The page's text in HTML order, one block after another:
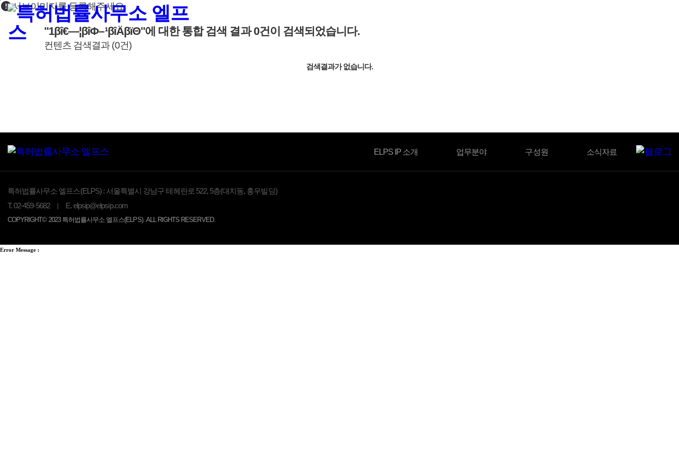
본문바로가기
error서브이미지를 등록해주세요.
"1βî€―¦βîΦ–¹βîÄβïΘ"에 대한 통합 검색 결과0건이 검색되었습니다.
컨텐츠 검색결과(0건)
검색결과가 없습니다.
ELPS IP 소개 업무분야 구성원 소식자료
특허법률사무소 엘프스(ELPS) : 서울특별시 강남구 테헤란로 522, 5층(대치동, 홍우빌딩)
T.02-459-5682 E.elpsip@elpsip.com
COPYRIGHT© 2023 특허법률사무소 엘프스(ELPS). ALL RIGHTS RESERVED.
Error Message :